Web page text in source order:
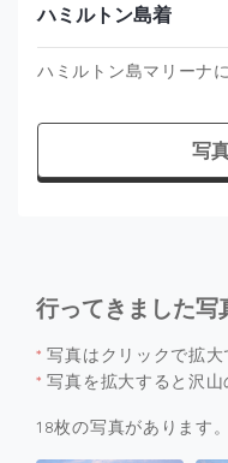
ハミルトン島着
ハミルトン島マリーナ
写
行ってきました写
* 写真はクリックで拡大
* 写真を拡大すると沢山
18枚の写真があります。